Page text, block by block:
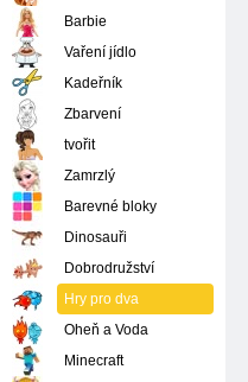
Barbie
Vaření jídlo
Kadeřník
Zbarvení
tvořit
Zamrzlý
Barevné bloky
Dinosauři
Dobrodružství
Hry pro dva
Oheň a Voda
Minecraft